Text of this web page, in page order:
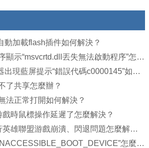
動加載flash插件如何解決？
Win7系統打開程序顯示“msvcrtd.dll丟失無法啟動程序”怎麼解決
Win7打開ie浏覽器出現藍屏提示“錯誤代碼c0000145”如何解決？
了共享怎麼辦？
法正常打開如何解決？
時鼠標操作延遲了怎麼解決？
Win10系統中運行英雄聯盟游戲崩潰、閃退問題怎麼解決？
Win10藍屏提示“INACCESSIBLE_BOOT_DEVICE”怎麼處理？